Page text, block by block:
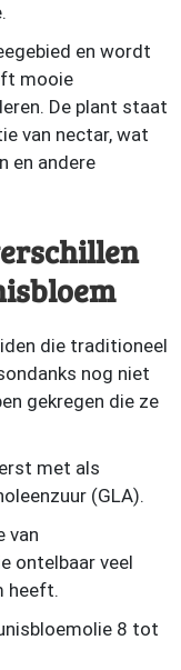
en wordt
mooie
De plant staat
van nectar, wat
en andere
die traditioneel
nog niet
gekregen die ze
met als
(GLA).
van
ontelbaar veel
heeft.
8 tot